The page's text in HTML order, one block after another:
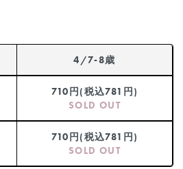
4/7-8歳
710円(税込781円)
SOLD OUT
710円(税込781円)
SOLD OUT